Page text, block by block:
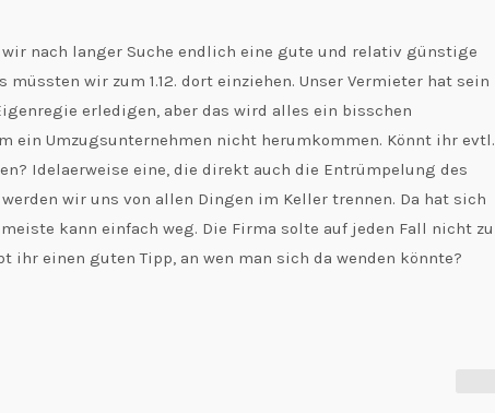
nach langer Suche endlich eine gute und relativ günstige
wir zum 1.12. dort einziehen. Unser Vermieter hat sein
erledigen, aber das wird alles ein bisschen
ein Umzugsunternehmen nicht herumkommen. Könnt ihr evtl.
Idelaerweise eine, die direkt auch die Entrümpelung des
wir uns von allen Dingen im Keller trennen. Da hat sich
kann einfach weg. Die Firma solte auf jeden Fall nicht zu
einen guten Tipp, an wen man sich da wenden könnte?